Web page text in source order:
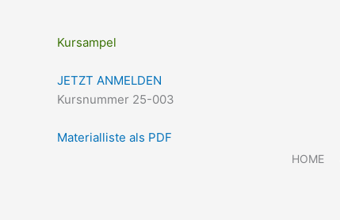
Kursampel
JETZT ANMELDEN
Kursnummer 25-003
Materialliste als PDF
HOME